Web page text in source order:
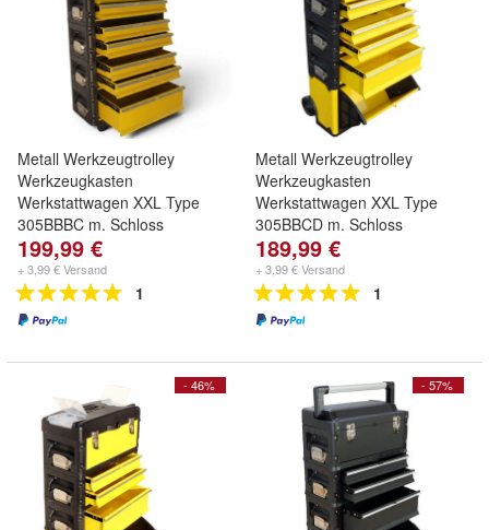
Metall Werkzeugtrolley
Werkzeugkasten
Werkstattwagen XXL Type
305BBBC m. Schloss
199,99 €
+ 3,99 € Versand
1
Metall Werkzeugtrolley
Werkzeugkasten
Werkstattwagen XXL Type
305BBCD m. Schloss
189,99 €
+ 3,99 € Versand
1
- 46% - 57%